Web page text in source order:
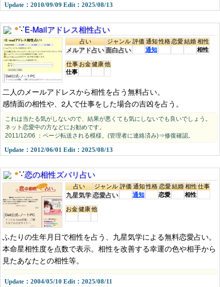
Update：2010/09/09 Edit：2025/08/13
●∵E-Mailアドレス相性占い
占い
メルアド占い
ジャンル
面白占い
評価通知
通知
性格恋愛結婚相性
相性
仕事
仕事
お金健康他
二人のメールアドレスから相性を占う無料占い。
感情面の相性や、2人で仕事をした場合の吉凶を占う。
これは当たる気がしないので、結果が悪くても気にしないでも良いでしょう。
ネット恋愛中の方などにお勧めです。
2011/12/06 ：ページ転送される模様。(管理者に連絡済み)⇒修復確認。
Update：2012/06/01 Edit：2025/08/13
●∵恋の相性ズバリ占い
占い
九星気学
ジャンル
恋愛占い
評価通知
通知
性格恋愛
恋愛
結婚相性
相性
仕事
お金健康他
ふたりの生年月日で相性を占う、九星気学による無料恋愛占い。
本命星相性度を点数で表示。相性を改善する幸運の色や相手から
見たあなたとの相性等。
Update：2004/05/10 Edit：2025/08/11